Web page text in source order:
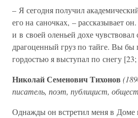
– Я сегодня получил
его на саночках, – рассказывает
и в своей оленьей дохе
драгоценный груз по тайге. Вы бы
гордостью я выступал по снегу
Николай Семенович Тихонов
писатель, поэт, публицист,
Однажды он встретил меня в Доме